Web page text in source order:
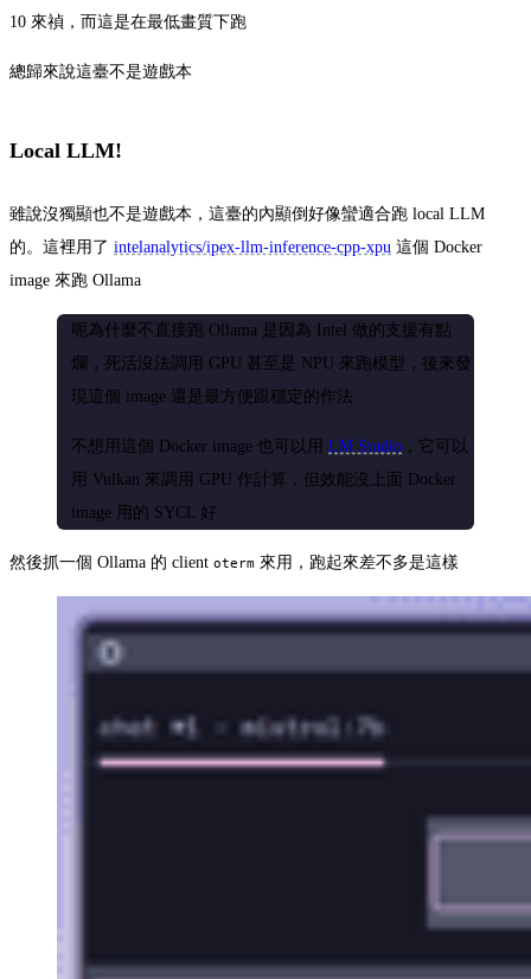
10 來禎，而這是在最低畫質下跑
總歸來說這臺不是遊戲本
Local LLM!
雖說沒獨顯也不是遊戲本，這臺的內顯倒好像蠻適合跑 local LLM
的。這裡用了 intelanalytics/ipex-llm-inference-cpp-xpu 這個 Docker
image 來跑 Ollama
呃為什麼不直接跑 Ollama 是因為 Intel 做的支援有點
爛，死活沒法調用 GPU 甚至是 NPU 來跑模型，後來發
現這個 image 還是最方便跟穩定的作法
不想用這個 Docker image 也可以用 LM Studio ，它可以
用 Vulkan 來調用 GPU 作計算，但效能沒上面 Docker
image 用的 SYCL 好
然後抓一個 Ollama 的 client oterm 來用，跑起來差不多是這樣